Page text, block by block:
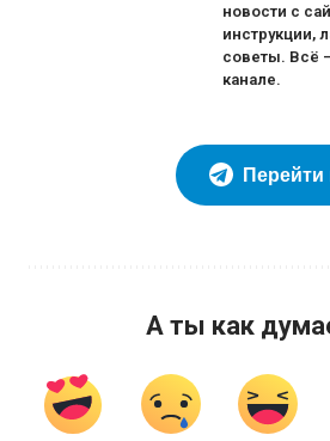
новости с
инструкции,
советы. Всё
канале.
Перейти
А ты как